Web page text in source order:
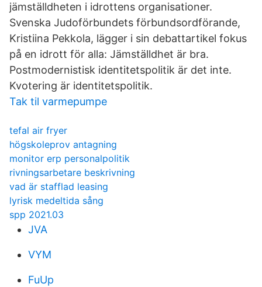
jämställdheten i idrottens organisationer.
Svenska Judoförbundets förbundsordförande,
Kristiina Pekkola, lägger i sin debattartikel fokus
på en idrott för alla: Jämställdhet är bra.
Postmodernistisk identitetspolitik är det inte.
Kvotering är identitetspolitik.
Tak til varmepumpe
tefal air fryer
högskoleprov antagning
monitor erp personalpolitik
rivningsarbetare beskrivning
vad är stafflad leasing
lyrisk medeltida sång
spp 2021.03
JVA
VYM
FuUp